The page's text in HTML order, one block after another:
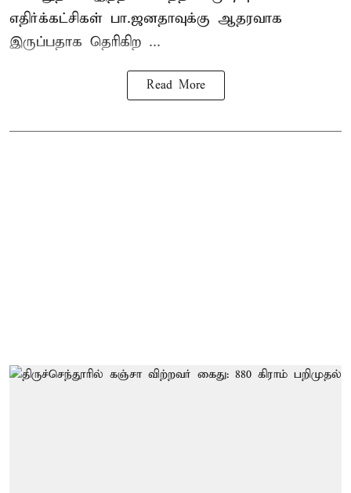
எதிர்க்கட்சிகள் பா.ஜனதாவுக்கு ஆதரவாக
இருப்பதாக தெரிகிற ...
Read More